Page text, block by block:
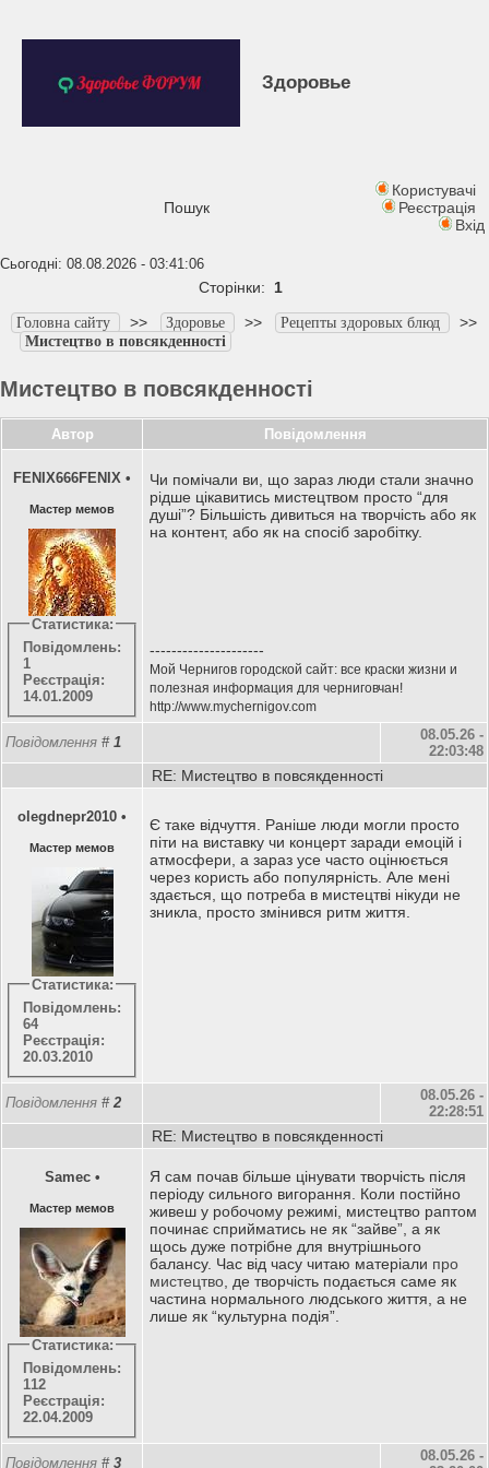
Здоровье
Пошук
Користувачі
Реєстрація
Вхід
Сьогодні: 08.08.2026 - 03:41:06
Сторінки: 1
Головна сайту >> Здоровье >> Рецепты здоровых блюд >>
Мистецтво в повсякденності
Мистецтво в повсякденності
Автор Повідомлення
FENIX666FENIX •
Мастер мемов
Статистика:
Повідомлень:
1
Реєстрація:
14.01.2009
Чи помічали ви, що зараз люди стали значно
рідше цікавитись мистецтвом просто “для
душі”? Більшість дивиться на творчість або як
на контент, або як на спосіб заробітку.
---------------------
Мой Чернигов городской сайт: все краски жизни и
полезная информация для черниговчан!
http://www.mychernigov.com
Повідомлення # 1
08.05.26 -
22:03:48
RE: Мистецтво в повсякденності
olegdnepr2010 •
Мастер мемов
Статистика:
Повідомлень:
64
Реєстрація:
20.03.2010
Є таке відчуття. Раніше люди могли просто
піти на виставку чи концерт заради емоцій і
атмосфери, а зараз усе часто оцінюється
через користь або популярність. Але мені
здається, що потреба в мистецтві нікуди не
зникла, просто змінився ритм життя.
Повідомлення # 2
08.05.26 -
22:28:51
RE: Мистецтво в повсякденності
Samec •
Мастер мемов
Статистика:
Повідомлень:
112
Реєстрація:
22.04.2009
Я сам почав більше цінувати творчість після
періоду сильного вигорання. Коли постійно
живеш у робочому режимі, мистецтво раптом
починає сприйматись не як “зайве”, а як
щось дуже потрібне для внутрішнього
балансу. Час від часу читаю матеріали про
мистецтво , де творчість подається саме як
частина нормального людського життя, а не
лише як “культурна подія”.
Повідомлення # 3
08.05.26 -